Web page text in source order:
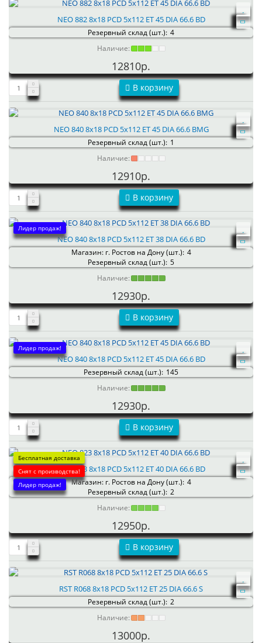
NEO 882 8x18 PCD 5x112 ET 45 DIA 66.6 BD
Резервный склад (шт.): 4
Наличие:
12810р.
В корзину
NEO 840 8x18 PCD 5x112 ET 45 DIA 66.6 BMG
Резервный склад (шт.): 1
Наличие:
12910р.
В корзину
Лидер продаж!
NEO 840 8x18 PCD 5x112 ET 38 DIA 66.6 BD
Магазин: г. Ростов на Дону (шт.): 4
Резервный склад (шт.): 5
Наличие:
12930р.
В корзину
Лидер продаж!
NEO 840 8x18 PCD 5x112 ET 45 DIA 66.6 BD
Резервный склад (шт.): 145
Наличие:
12930р.
В корзину
Бесплатная доставка
Снят с производства!
Лидер продаж!
NEO 823 8x18 PCD 5x112 ET 40 DIA 66.6 BD
Магазин: г. Ростов на Дону (шт.): 4
Резервный склад (шт.): 2
Наличие:
12950р.
В корзину
RST R068 8x18 PCD 5x112 ET 25 DIA 66.6 S
Резервный склад (шт.): 2
Наличие:
13000р.